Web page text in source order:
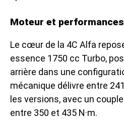
Moteur et
Le cœur de la 4C Alfa
essence 1750 cc Turbo,
arrière dans une
mécanique délivre entre
les versions, avec un
entre 350 et 435 N·m.